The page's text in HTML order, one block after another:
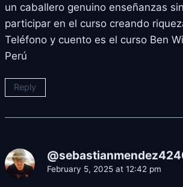
un caballero genuino enseñanzas
participar en el curso creando
Teléfono y cuento es el curso Ben
Perú
Reply
February 5, 2025 at 12:42 pm